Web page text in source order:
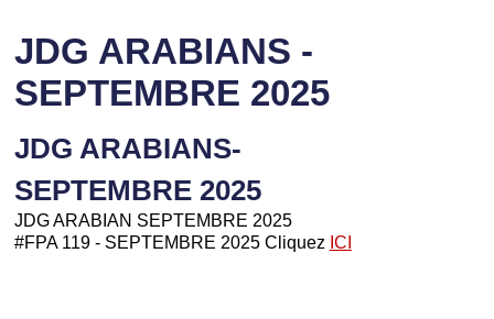
JDG ARABIANS -
SEPTEMBRE 2025
JDG ARABIANS-
SEPTEMBRE 2025
JDG ARABIAN SEPTEMBRE 2025
#FPA 119 - SEPTEMBRE 2025 Cliquez ICI